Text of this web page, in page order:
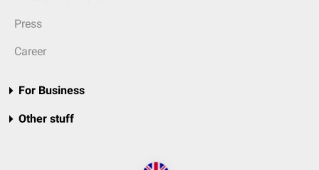
Press
Career
For Business
Other stuff